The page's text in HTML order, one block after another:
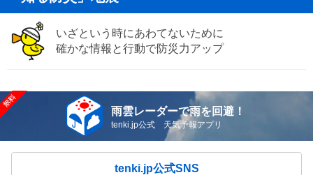
いざという時にあわてないために
確かな情報と行動で防災力アップ
雨雲レーダーで雨を回避！
tenki.jp公式 天気予報アプリ
tenki.jp公式SNS